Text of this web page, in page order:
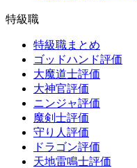
特級職
特級職まとめ
ゴッドハンド評価
大魔道士評価
大神官評価
ニンジャ評価
魔剣士評価
守り人評価
ドラゴン評価
天地雷鳴士評価